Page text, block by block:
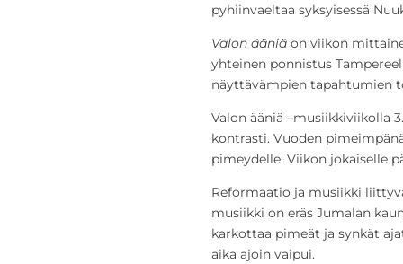
pyhiinvaeltaa syksyisessä
Valon ääniäon viikon
yhteinen ponnistus
näyttävämpien tapahtumien
Valon ääniä –musiikkiviikolla
kontrasti. Vuoden
pimeydelle. Viikon jokaiselle
Reformaatio ja musiikki
musiikki on eräs Jumalan
karkottaa pimeät ja synkät
aika ajoin vaipui.